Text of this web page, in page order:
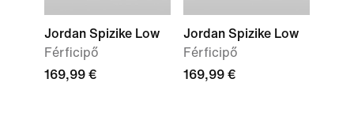
Jordan Spizike Low
Férficipő
169,99 €
Jordan Spizike Low
Férficipő
169,99 €